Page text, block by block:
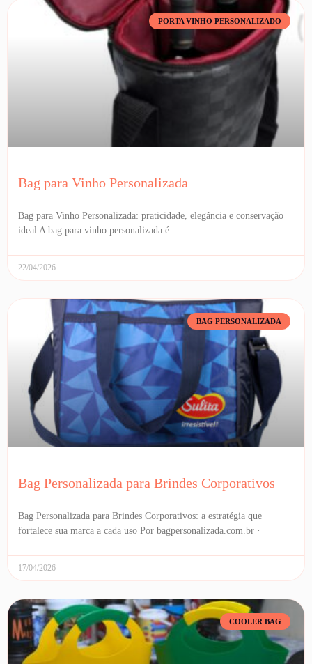
PORTA VINHO PERSONALIZADO
Bag para Vinho Personalizada
Bag para Vinho Personalizada: praticidade, elegância e conservação
ideal A bag para vinho personalizada é
22/04/2026
BAG PERSONALIZADA
Bag Personalizada para Brindes Corporativos
Bag Personalizada para Brindes Corporativos: a estratégia que
fortalece sua marca a cada uso Por bagpersonalizada.com.br ·
17/04/2026
COOLER BAG